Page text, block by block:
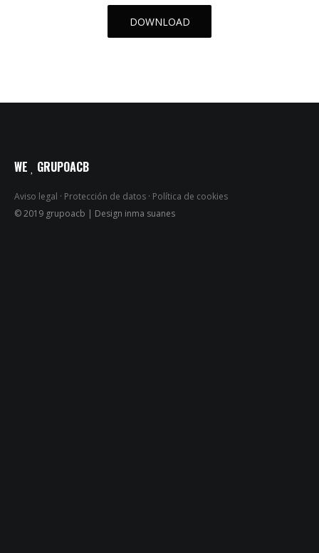
DOWNLOAD
WE GRUPOACB
Aviso legal · Protección de datos · Política de cookies
© 2019 grupoacb | Design inma suanes